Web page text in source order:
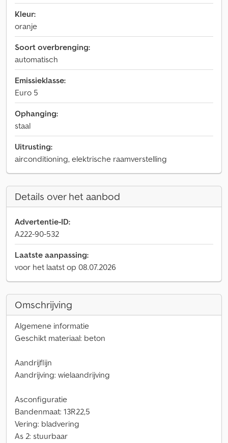
Kleur:
oranje
Soort overbrenging:
automatisch
Emissieklasse:
Euro 5
Ophanging:
staal
Uitrusting:
airconditioning, elektrische raamverstelling
Details over het aanbod
Advertentie-ID:
A222-90-532
Laatste aanpassing:
voor het laatst op 08.07.2026
Omschrijving
Algemene informatie
Geschikt materiaal: beton
Aandrijflijn
Aandrijving: wielaandrijving
Asconfiguratie
Bandenmaat: 13R22,5
Vering: bladvering
As 2: stuurbaar